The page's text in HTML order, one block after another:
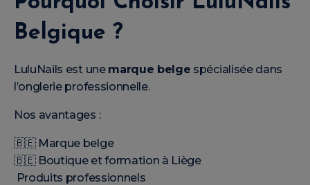
Belgique ?
LuluNails est une marque belge spécialisée dans
l’onglerie professionnelle.
Nos avantages :
🇧🇪 Marque belge
🇧🇪 Boutique et formation à Liège
Produits professionnels